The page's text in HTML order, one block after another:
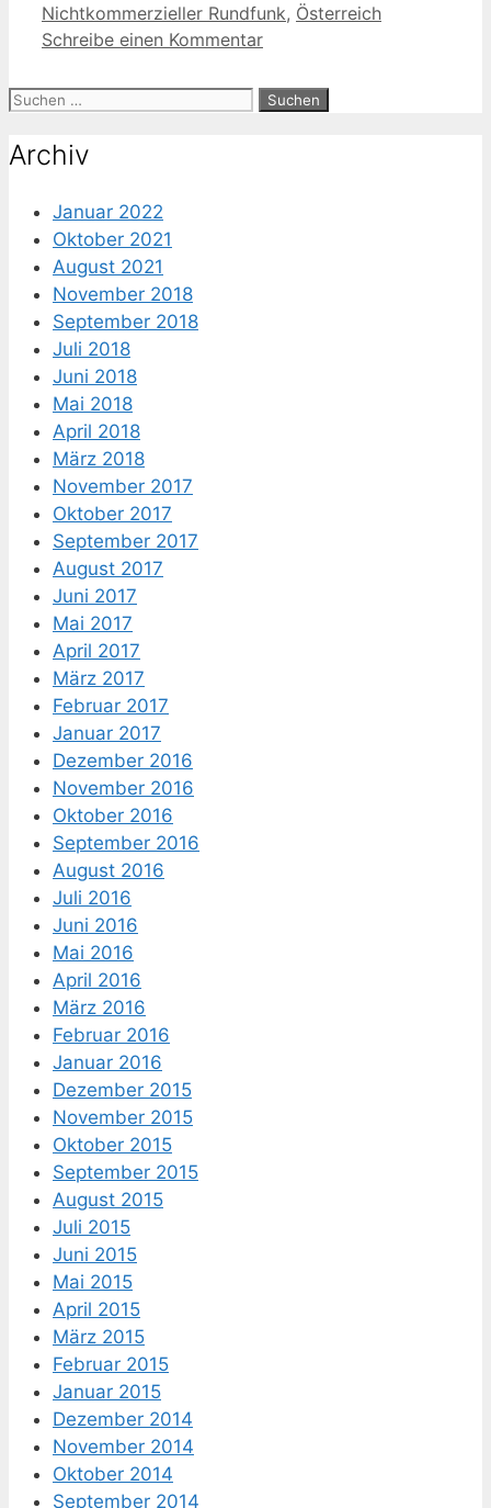
Nichtkommerzieller Rundfunk, Österreich
Schreibe einen Kommentar
Suche
Archiv
Januar 2022
Oktober 2021
August 2021
November 2018
September 2018
Juli 2018
Juni 2018
Mai 2018
April 2018
März 2018
November 2017
Oktober 2017
September 2017
August 2017
Juni 2017
Mai 2017
April 2017
März 2017
Februar 2017
Januar 2017
Dezember 2016
November 2016
Oktober 2016
September 2016
August 2016
Juli 2016
Juni 2016
Mai 2016
April 2016
März 2016
Februar 2016
Januar 2016
Dezember 2015
November 2015
Oktober 2015
September 2015
August 2015
Juli 2015
Juni 2015
Mai 2015
April 2015
März 2015
Februar 2015
Januar 2015
Dezember 2014
November 2014
Oktober 2014
September 2014